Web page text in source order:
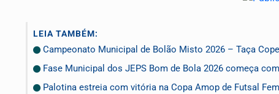
LEIA TAMBÉM:
Campeonato Municipal de Bolão Misto 2026 – Taça
Fase Municipal dos JEPS Bom de Bola 2026 começa
Palotina estreia com vitória na Copa Amop de Futsal